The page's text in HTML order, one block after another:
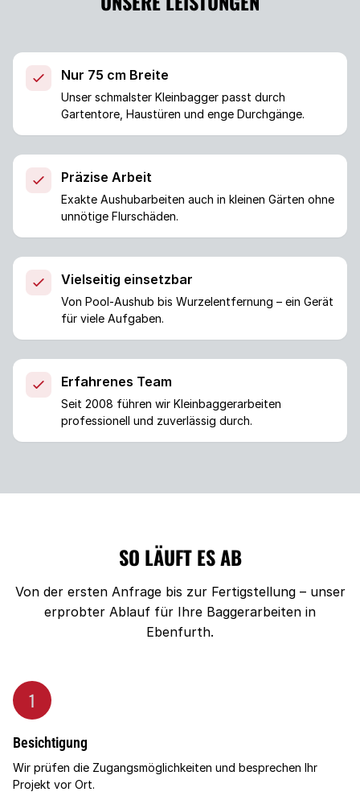
Nur 75 cm Breite
Unser schmalster Kleinbagger passt durch
Gartentore, Haustüren und enge Durchgänge.
Präzise Arbeit
Exakte Aushubarbeiten auch in kleinen Gärten ohne
unnötige Flurschäden.
Vielseitig einsetzbar
Von Pool-Aushub bis Wurzelentfernung – ein Gerät
für viele Aufgaben.
Erfahrenes Team
Seit 2008 führen wir Kleinbaggerarbeiten
professionell und zuverlässig durch.
SO LÄUFT ES AB
Von der ersten Anfrage bis zur Fertigstellung – unser
erprobter Ablauf für Ihre Baggerarbeiten in
Ebenfurth.
1
Besichtigung
Wir prüfen die Zugangsmöglichkeiten und besprechen Ihr
Projekt vor Ort.